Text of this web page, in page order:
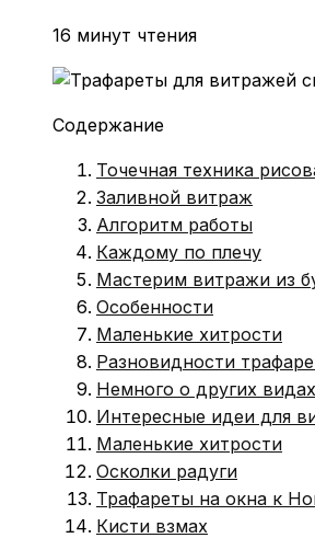
16 минут чтения
Содержание
Точечная техника
Заливной витраж
Алгоритм работы
Каждому по плечу
Мастерим витражи из
Особенности
Маленькие хитрости
Разновидности
Немного о других видах
Интересные идеи для
Маленькие хитрости
Осколки радуги
Трафареты на окна к
Кисти взмах